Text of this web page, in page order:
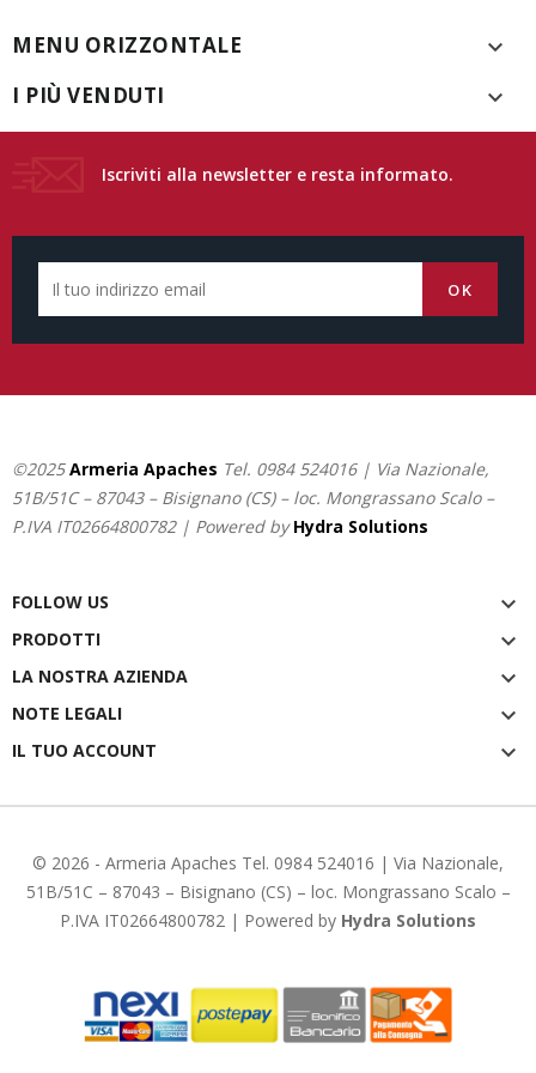
MENU ORIZZONTALE 
I PIÙ VENDUTI 
Iscriviti alla newsletter e resta informato.
©2025Armeria Apaches Tel. 0984 524016| Via Nazionale,
51B/51C – 87043 – Bisignano (CS) – loc. Mongrassano Scalo –
P.IVA IT02664800782 | Powered byHydra Solutions
FOLLOW US 
PRODOTTI 
LA NOSTRA AZIENDA 
NOTE LEGALI 
IL TUO ACCOUNT 
© 2026 - Armeria Apaches Tel. 0984 524016 | Via Nazionale,
51B/51C – 87043 – Bisignano (CS) – loc. Mongrassano Scalo –
P.IVA IT02664800782 | Powered by Hydra Solutions